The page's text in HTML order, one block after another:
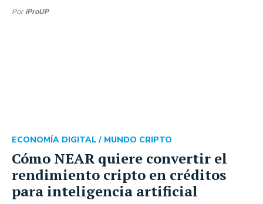
Por iProUP
Cómo NEAR quiere convertir el
rendimiento cripto en créditos
para inteligencia artificial
ECONOMÍA DIGITAL / MUNDO CRIPTO